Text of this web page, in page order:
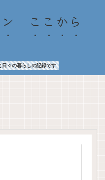
ン ここから
日々の暮らしの記録です